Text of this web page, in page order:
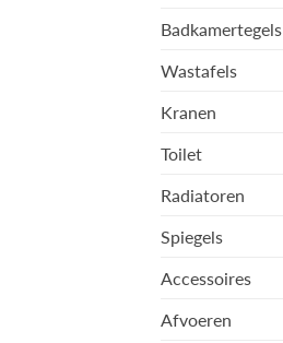
Badkamertegels
Wastafels
Kranen
Toilet
Radiatoren
Spiegels
Accessoires
Afvoeren